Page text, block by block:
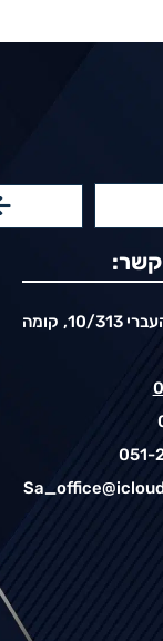
קשר:
רח’ הגדוד העברי 10/313, קומה
051-